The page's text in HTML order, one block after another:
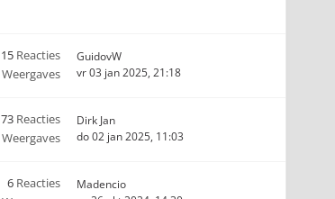
15 Reacties
Weergaves
GuidovW
vr 03 jan 2025, 21:18
73 Reacties
Weergaves
Dirk Jan
do 02 jan 2025, 11:03
6 Reacties
Madencio